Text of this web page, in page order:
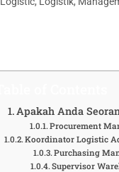
Apakah Anda
Procurement
Koordinator Logistic
Purchasing
Supervisor